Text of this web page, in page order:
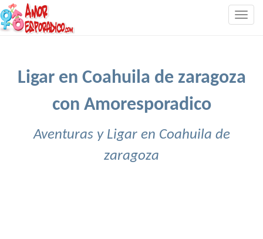
Ligar en Coahuila de zaragoza
con Amoresporadico
Aventuras y Ligar en Coahuila de
zaragoza